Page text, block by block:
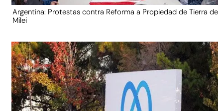
Argentina: Protestas contra Reforma a Propiedad de Tierra de
Milei